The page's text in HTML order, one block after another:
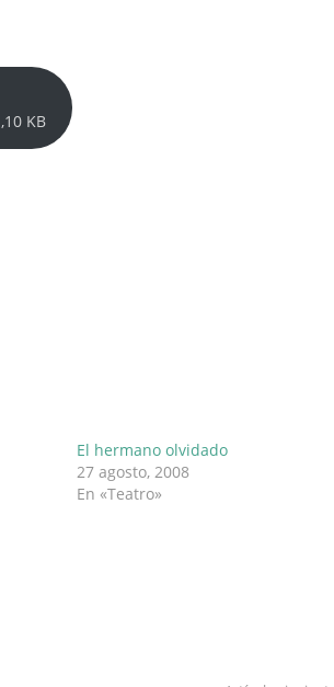
KB
El hermano olvidado
27 agosto, 2008
En «Teatro»